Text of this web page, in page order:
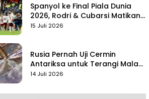
Spanyol ke Final Piala Dunia
2026, Rodri & Cubarsi Matikan
Mbappe
15 Juli 2026
Rusia Pernah Uji Cermin
Antariksa untuk Terangi Malam
Tanpa Lampu
14 Juli 2026